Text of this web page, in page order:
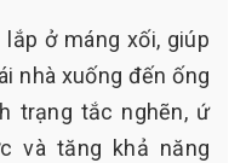
ở máng xối, giúp
nhà xuống đến ống
trạng tắc nghẽn, ứ
và tăng khả năng